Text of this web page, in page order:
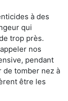
à des
qui
trop près.
nos
pendant
de tomber nez à
être les